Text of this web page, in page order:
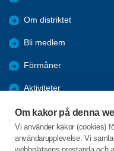
Om kakor på denna
Vi använder kakor (cookies)
användarupplevelse. Vi
Om distriktet
Bli medlem
Förmåner
Aktiviteter
Nyheter
Intranät